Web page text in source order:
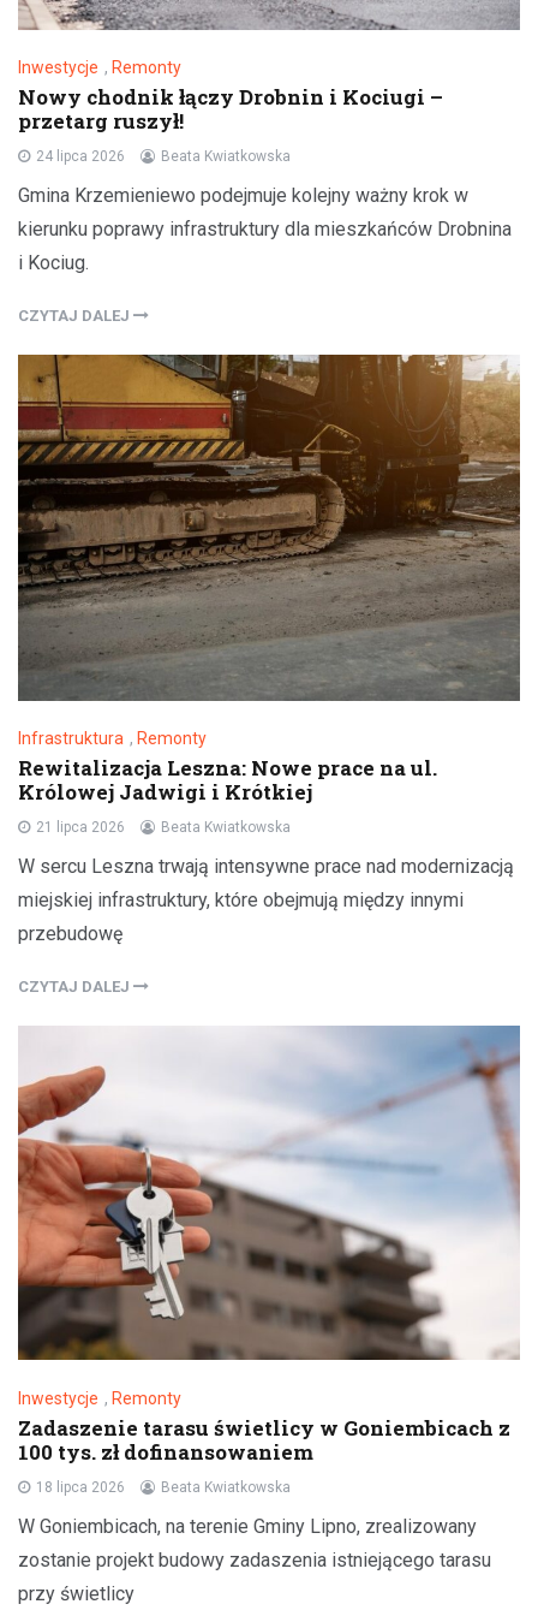
Inwestycje , Remonty
Nowy chodnik łączy Drobnin i Kociugi –
przetarg ruszył!
24 lipca 2026 Beata Kwiatkowska
Gmina Krzemieniewo podejmuje kolejny ważny krok w
kierunku poprawy infrastruktury dla mieszkańców Drobnina
i Kociug.
CZYTAJ DALEJ
Infrastruktura , Remonty
Rewitalizacja Leszna: Nowe prace na ul.
Królowej Jadwigi i Krótkiej
21 lipca 2026 Beata Kwiatkowska
W sercu Leszna trwają intensywne prace nad modernizacją
miejskiej infrastruktury, które obejmują między innymi
przebudowę
CZYTAJ DALEJ
Inwestycje , Remonty
Zadaszenie tarasu świetlicy w Goniembicach z
100 tys. zł dofinansowaniem
18 lipca 2026 Beata Kwiatkowska
W Goniembicach, na terenie Gminy Lipno, zrealizowany
zostanie projekt budowy zadaszenia istniejącego tarasu
przy świetlicy